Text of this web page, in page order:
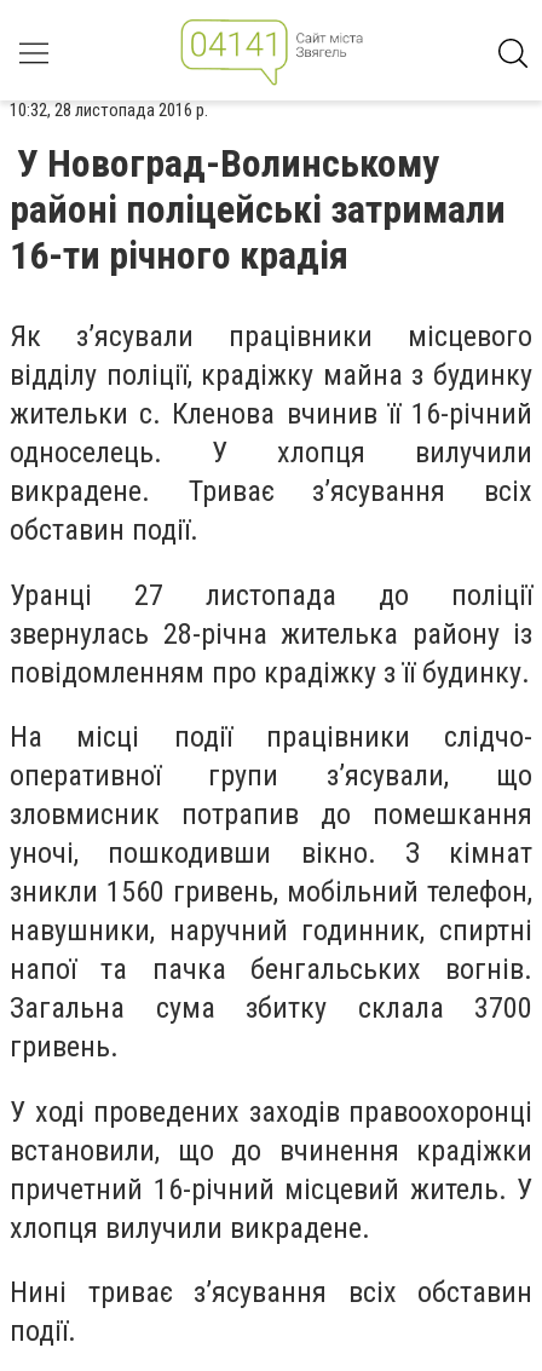
10:32, 28 листопада 2016 р.
У Новоград-Волинському
районі поліцейські затримали
16-ти річного крадія
Як з’ясували працівники місцевого
відділу поліції, крадіжку майна з будинку
жительки с. Кленова вчинив її 16-річний
односелець. У хлопця вилучили
викрадене. Триває з’ясування всіх
обставин події.
Уранці 27 листопада до поліції
звернулась 28-річна жителька району із
повідомленням про крадіжку з її будинку.
На місці події працівники слідчо-
оперативної групи з’ясували, що
зловмисник потрапив до помешкання
уночі, пошкодивши вікно. З кімнат
зникли 1560 гривень, мобільний телефон,
навушники, наручний годинник, спиртні
напої та пачка бенгальських вогнів.
Загальна сума збитку склала 3700
гривень.
У ході проведених заходів правоохоронці
встановили, що до вчинення крадіжки
причетний 16-річний місцевий житель. У
хлопця вилучили викрадене.
Нині триває з’ясування всіх обставин
події.